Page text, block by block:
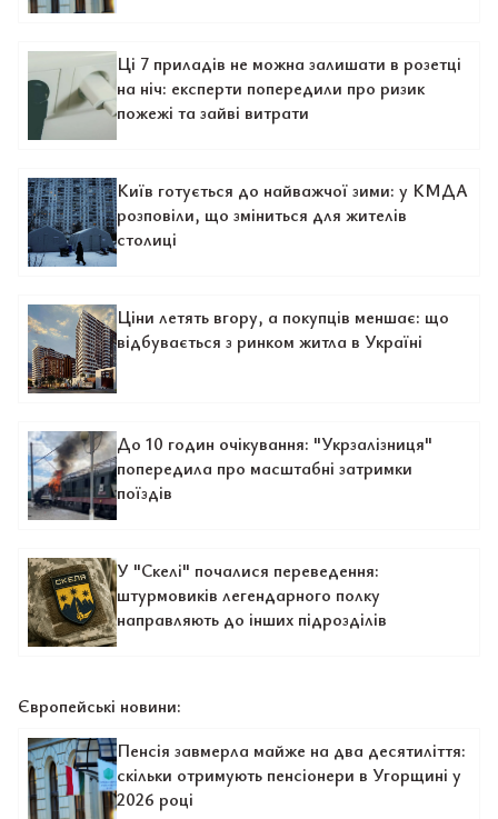
Ці 7 приладів не можна залишати в розетці
на ніч: експерти попередили про ризик
пожежі та зайві витрати
Київ готується до найважчої зими: у КМДА
розповіли, що зміниться для жителів
столиці
Ціни летять вгору, а покупців меншає: що
відбувається з ринком житла в Україні
До 10 годин очікування: "Укрзалізниця"
попередила про масштабні затримки
поїздів
У "Скелі" почалися переведення:
штурмовиків легендарного полку
направляють до інших підрозділів
Європейські новини:
Пенсія завмерла майже на два десятиліття:
скільки отримують пенсіонери в Угорщині у
2026 році